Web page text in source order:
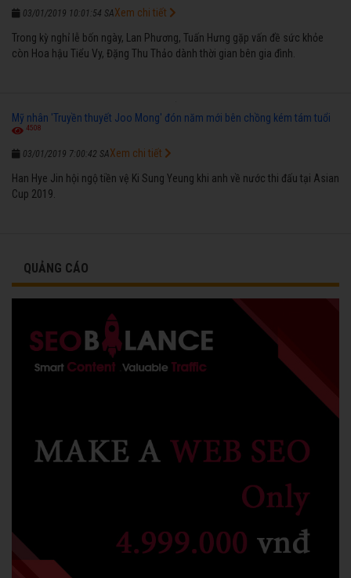
03/01/2019 10:01:54 SA
Trong kỳ nghỉ lễ bốn ngày, Lan Phương, Tuấn Hưng gặp vấn đề sức khỏe
còn Hoa hậu Tiểu Vy, Đặng Thu Thảo dành thời gian bên gia đình.
Xem chi tiết
Mỹ nhân 'Truyền thuyết Joo Mong' đón năm mới bên chồng kém tám tuổi
4508
03/01/2019 7:00:42 SA
Han Hye Jin hội ngộ tiền vệ Ki Sung Yeung khi anh về nước thi đấu tại Asian
Cup 2019.
Xem chi tiết
QUẢNG CÁO